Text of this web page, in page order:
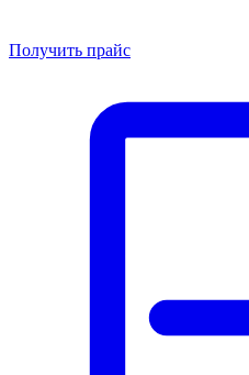
Получить прайс